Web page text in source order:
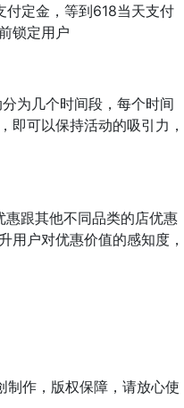
付定金，等到618当天支付
锁定用户
为几个时间段，每个时间
即可以保持活动的吸引力，
跟其他不同品类的店优惠
用户对优惠价值的感知度，
制作，版权保障，请放心使